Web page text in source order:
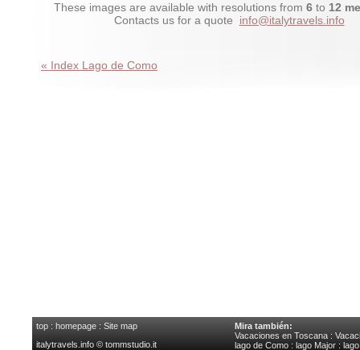
These images are available with resolutions from 6 to 12
Contacts us for a quote info@italytravels.info
« Index Lago de Como
top : homepage : Site map
italytravels.info © tommstudio.it
Mira también:
Vacaciones en Toscana :
lago de Como : lago Major :